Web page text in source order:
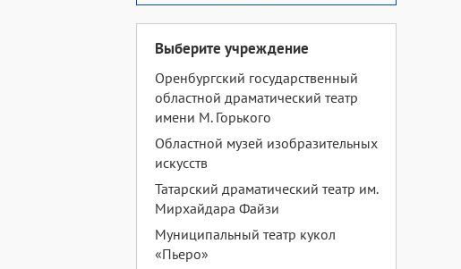
Выберите учреждение
Оренбургский государственный
областной драматический театр
имени М. Горького
Областной музей изобразительных
искусств
Татарский драматический театр им.
Мирхайдара Файзи
Муниципальный театр кукол
«Пьеро»